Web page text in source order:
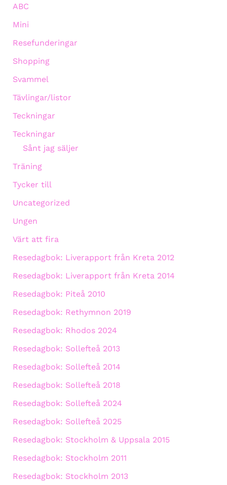
ABC
Mini
Resefunderingar
Shopping
Svammel
Tävlingar/listor
Teckningar
Teckningar
Sånt jag säljer
Träning
Tycker till
Uncategorized
Ungen
Värt att fira
Resedagbok: Liverapport från Kreta 2012
Resedagbok: Liverapport från Kreta 2014
Resedagbok: Piteå 2010
Resedagbok: Rethymnon 2019
Resedagbok: Rhodos 2024
Resedagbok: Sollefteå 2013
Resedagbok: Sollefteå 2014
Resedagbok: Sollefteå 2018
Resedagbok: Sollefteå 2024
Resedagbok: Sollefteå 2025
Resedagbok: Stockholm & Uppsala 2015
Resedagbok: Stockholm 2011
Resedagbok: Stockholm 2013